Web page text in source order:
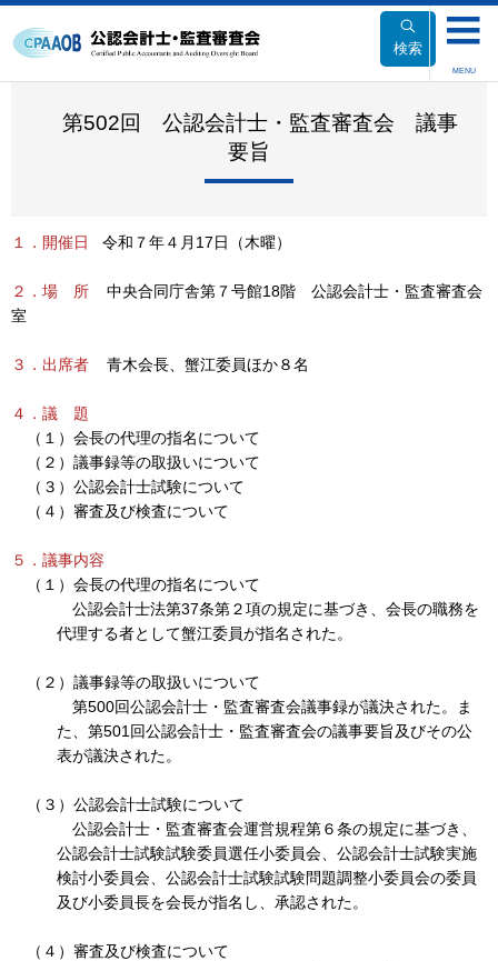
文
検索
MENU
第502回 公認会計士・監査審査会 議事
要旨
１．開催日 令和７年４月17日（木曜）
２．場 所
中央合同庁舎第７号館18階 公認会計士・監査審査会
室
３．出席者 青木会長、蟹江委員ほか８名
４．議 題
（１）会長の代理の指名について
（２）議事録等の取扱いについて
（３）公認会計士試験について
（４）審査及び検査について
５．議事内容
（１）会長の代理の指名について
公認会計士法第37条第２項の規定に基づき、会長の職務を
代理する者として蟹江委員が指名された。
（２）議事録等の取扱いについて
第500回公認会計士・監査審査会議事録が議決された。ま
た、第501回公認会計士・監査審査会の議事要旨及びその公
表が議決された。
（３）公認会計士試験について
公認会計士・監査審査会運営規程第６条の規定に基づき、
公認会計士試験試験委員選任小委員会、公認会計士試験実施
検討小委員会、公認会計士試験試験問題調整小委員会の委員
及び小委員長を会長が指名し、承認された。
（４）審査及び検査について